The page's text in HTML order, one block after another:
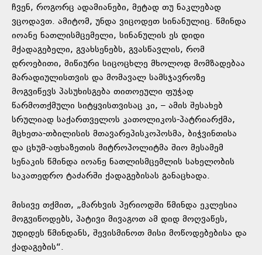
ჩვენ, როგორც ადამიანები, მეტად თუ ნაკლებად
ვცოდავთ. ამიტომ, უნდა ვიცოდეთ სინანულიც. წმინდა
იოანე ნათლისმცემელი, სინანულის ეს დიდი
მქადაგებელი, გვახსენებს, გვასწავლის, რომ
დროებითი, მიწიური სიცოცხლე მხოლოდ მომზადებაა
მარადიულისთვის და მომავალ სამსჯავროზე
მოგვიწევს პასუხისგება თითოეული ფუჭად
წარმოთქმული სიტყვისთვისაც კი, – ამის შესახებ
სრულიად საქართველოს კათოლიკოს-პატრიარქმა,
მცხეთა-თბილისის მთავარეპისკოპოსმა, ბიჭვინთისა
და ცხუმ-აფხაზეთის მიტროპოლიტმა შიო მესამემ
სენაკის წმინდა იოანე ნათლისმცემლის სახელობის
საკათედრო ტაძარში ქადაგებისას განაცხადა.
მისივე თქმით, „მარხვის პერიოდში წმინდა ეკლესია
მოგვიწოდებს, პატივი მივაგოთ ამ დიდ მოღვაწეს,
უდიდეს წმინდანს, შევისმინოთ მისი მოწოდებებისა და
ქადაგების“.